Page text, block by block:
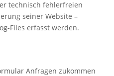
technisch fehlerfreien
seiner Website –
Files erfasst werden.
Anfragen zukommen